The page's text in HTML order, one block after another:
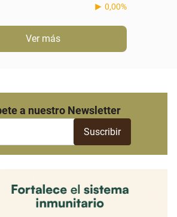
0,00%
Ver más
a nuestro Newsletter